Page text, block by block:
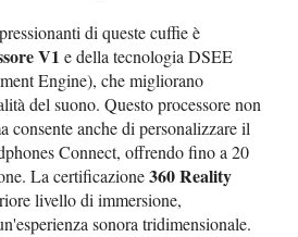
di queste cuffie è
V1 e della tecnologia DSEE
Engine), che migliorano
del suono. Questo processore non
consente anche di personalizzare il
Connect, offrendo fino a 20
La certificazione360 Reality
livello di immersione,
sonora tridimensionale.